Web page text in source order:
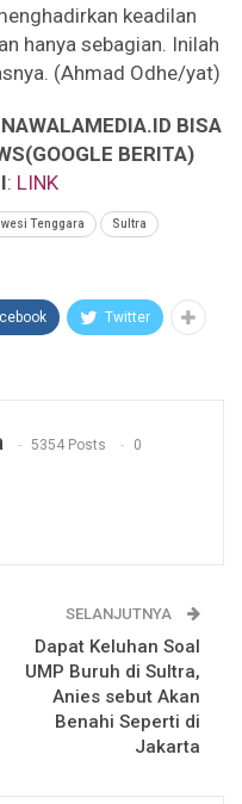
keadilan
hanya sebagian. Inilah
(Ahmad Odhe/yat)
BISA
BERITA)
: LINK
Tenggara Sultra
Twitter
5354 Posts 0
SELANJUTNYA
Dapat Keluhan Soal
UMP Buruh di Sultra,
Anies sebut Akan
Benahi Seperti di
Jakarta